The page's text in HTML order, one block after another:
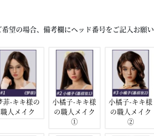
望の場合、備考欄にヘッド番号をご記入お願い
菲-キキ様の
職人メイク
小橘子-キキ様
の職人メイク
①
小橘子-キキ様
の職人メイク
②